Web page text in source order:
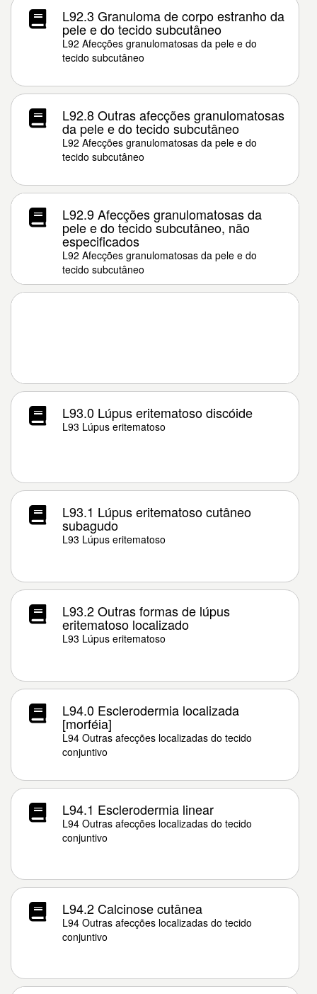
L92.3 Granuloma de corpo estranho da
pele e do tecido subcutâneo
L92 Afecções granulomatosas da pele e do
tecido subcutâneo
L92.8 Outras afecções granulomatosas
da pele e do tecido subcutâneo
L92 Afecções granulomatosas da pele e do
tecido subcutâneo
L92.9 Afecções granulomatosas da
pele e do tecido subcutâneo, não
especificados
L92 Afecções granulomatosas da pele e do
tecido subcutâneo
L93.0 Lúpus eritematoso discóide
L93 Lúpus eritematoso
L93.1 Lúpus eritematoso cutâneo
subagudo
L93 Lúpus eritematoso
L93.2 Outras formas de lúpus
eritematoso localizado
L93 Lúpus eritematoso
L94.0 Esclerodermia localizada
[morféia]
L94 Outras afecções localizadas do tecido
conjuntivo
L94.1 Esclerodermia linear
L94 Outras afecções localizadas do tecido
conjuntivo
L94.2 Calcinose cutânea
L94 Outras afecções localizadas do tecido
conjuntivo